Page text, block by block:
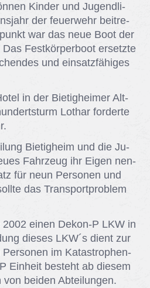
Kin­der und Ju­gend­li­
der feu­er­wehr bei­tre­
war das neue Boot der
Fest­kör­per­boot er­setz­te
und ein­satz­fä­hi­ges
in der Bie­tig­hei­mer Alt­
Lo­thar for­der­te
Bie­tig­heim und die Ju­
Fahr­zeug ihr Ei­gen nen­
für neun Per­so­nen und
das Trans­port­pro­blem
ei­nen De­kon-P LKW in
die­ses LKW´s dient zur
Per­so­nen im Ka­ta­stro­phen­
Ein­heit be­steht ab die­sem
bei­den Ab­tei­lun­gen.